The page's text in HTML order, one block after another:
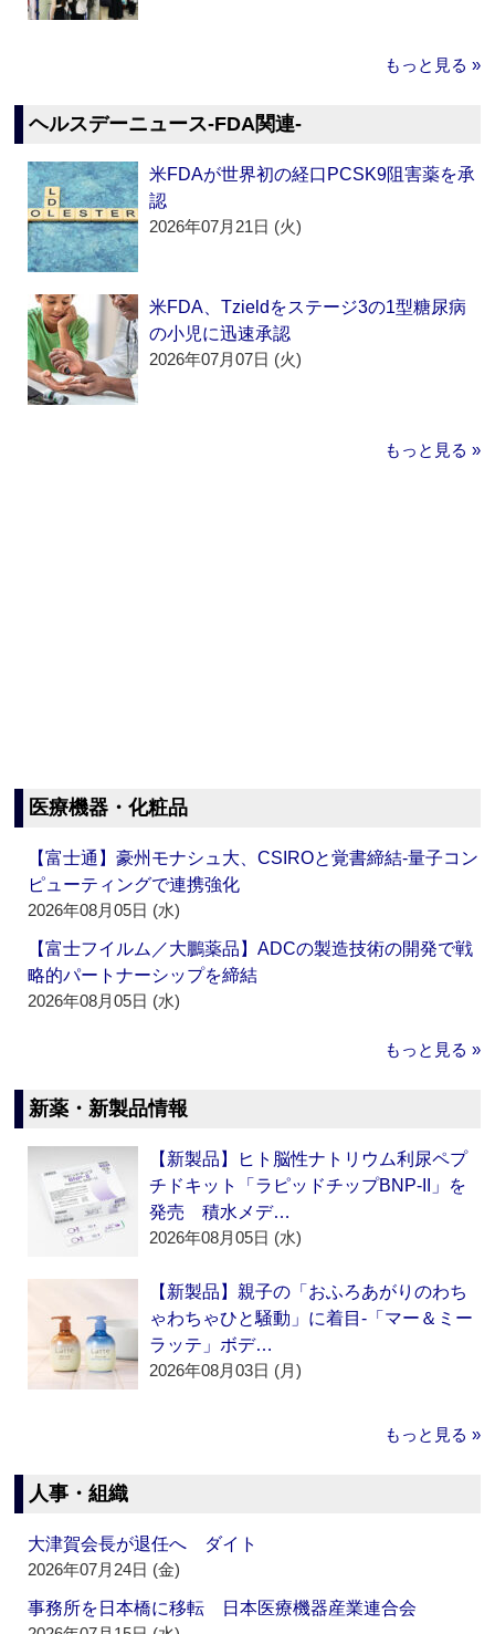
もっと見る »
ヘルスデーニュース‐FDA関連‐
米FDAが世界初の経口PCSK9阻害薬を承
認
2026年07月21日 (火)
米FDA、Tzieldをステージ3の1型糖尿病
の小児に迅速承認
2026年07月07日 (火)
もっと見る »
医療機器・化粧品
【富士通】豪州モナシュ大、CSIROと覚書締結‐量子コン
ピューティングで連携強化
2026年08月05日 (水)
【富士フイルム／大鵬薬品】ADCの製造技術の開発で戦
略的パートナーシップを締結
2026年08月05日 (水)
もっと見る »
新薬・新製品情報
【新製品】ヒト脳性ナトリウム利尿ペプ
チドキット「ラピッドチップBNP-II」を
発売 積水メデ…
2026年08月05日 (水)
【新製品】親子の「おふろあがりのわち
ゃわちゃひと騒動」に着目‐「マー＆ミー
ラッテ」ボデ…
2026年08月03日 (月)
もっと見る »
人事・組織
大津賀会長が退任へ ダイト
2026年07月24日 (金)
事務所を日本橋に移転 日本医療機器産業連合会